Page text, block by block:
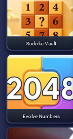
Sudoku Vault
Evolve Numbers